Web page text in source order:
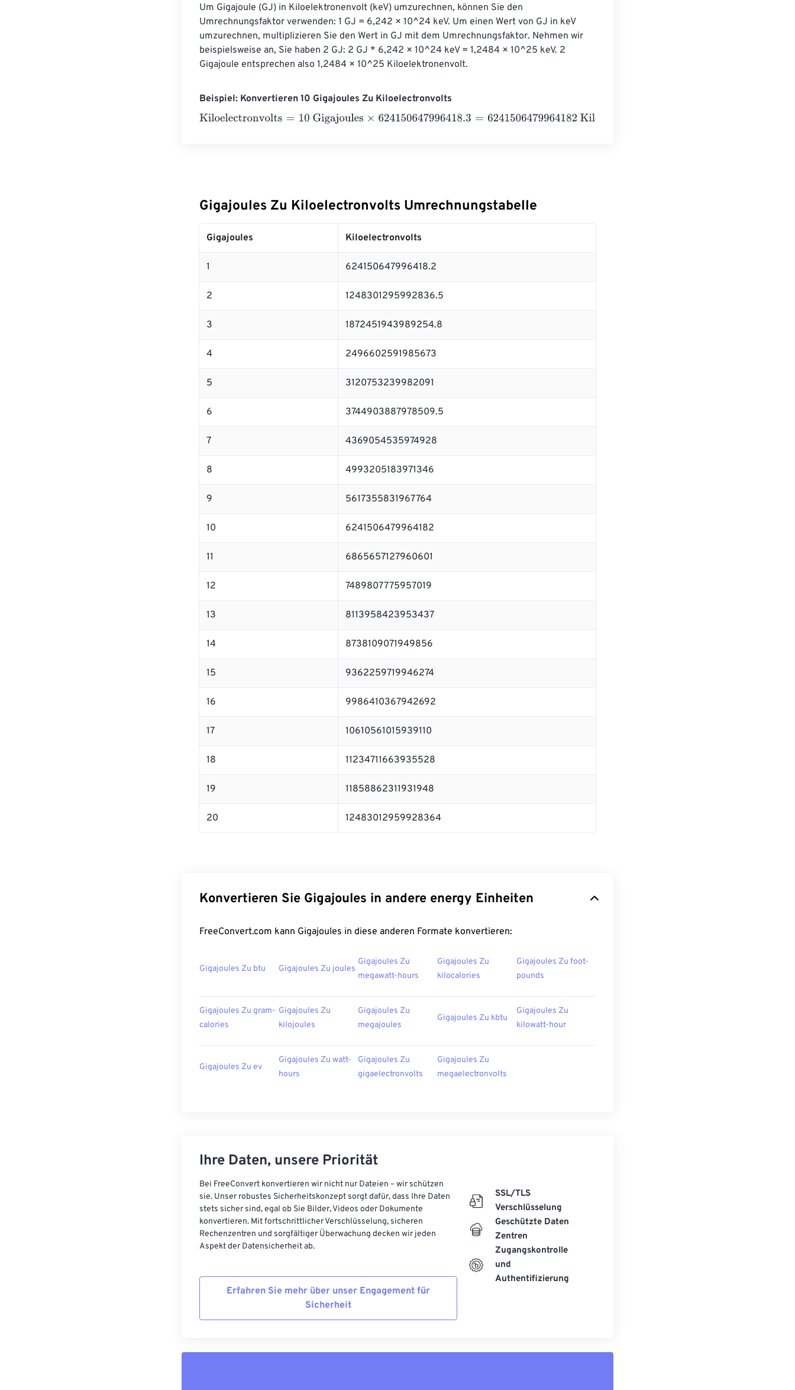
Um Gigajoule (GJ) in Kiloelektronenvolt (keV) umzurechnen, können Sie den
Umrechnungsfaktor verwenden: 1 GJ = 6,242 × 10^24 keV. Um einen Wert von GJ in keV
umzurechnen, multiplizieren Sie den Wert in GJ mit dem Umrechnungsfaktor. Nehmen wir
beispielsweise an, Sie haben 2 GJ: 2 GJ * 6,242 × 10^24 keV = 1,2484 × 10^25 keV. 2
Gigajoule entsprechen also 1,2484 × 10^25 Kiloelektronenvolt.
Beispiel: Konvertieren 10 Gigajoules Zu Kiloelectronvolts
Kiloelectronvolts=10 Gigajoules×624150647996418.3=6241506479964182 Kiloelectronvolts
Gigajoules Zu Kiloelectronvolts Umrechnungstabelle
Gigajoules Kiloelectronvolts
1 624150647996418.2
2 1248301295992836.5
3 1872451943989254.8
4 2496602591985673
5 3120753239982091
6 3744903887978509.5
7 4369054535974928
8 4993205183971346
9 5617355831967764
10 6241506479964182
11 6865657127960601
12 7489807775957019
13 8113958423953437
14 8738109071949856
15 9362259719946274
16 9986410367942692
17 10610561015939110
18 11234711663935528
19 11858862311931948
20 12483012959928364
Konvertieren Sie Gigajoules in andere energy Einheiten
FreeConvert.com kann Gigajoules in diese anderen Formate konvertieren:
Gigajoules Zu btu Gigajoules Zu joules
Gigajoules Zu
megawatt-hours
Gigajoules Zu
kilocalories
Gigajoules Zu foot-
pounds
Gigajoules Zu gram-
calories
Gigajoules Zu
kilojoules
Gigajoules Zu
megajoules
Gigajoules Zu kbtu
Gigajoules Zu
kilowatt-hour
Gigajoules Zu ev
Gigajoules Zu watt-
hours
Gigajoules Zu
gigaelectronvolts
Gigajoules Zu
megaelectronvolts
Ihre Daten, unsere Priorität
Bei FreeConvert konvertieren wir nicht nur Dateien – wir schützen
sie. Unser robustes Sicherheitskonzept sorgt dafür, dass Ihre Daten
stets sicher sind, egal ob Sie Bilder, Videos oder Dokumente
konvertieren. Mit fortschrittlicher Verschlüsselung, sicheren
Rechenzentren und sorgfältiger Überwachung decken wir jeden
Aspekt der Datensicherheit ab.
Erfahren Sie mehr über unser Engagement für
Sicherheit
SSL/TLS
Verschlüsselung
Geschützte Daten
Zentren
Zugangskontrolle
und
Authentifizierung